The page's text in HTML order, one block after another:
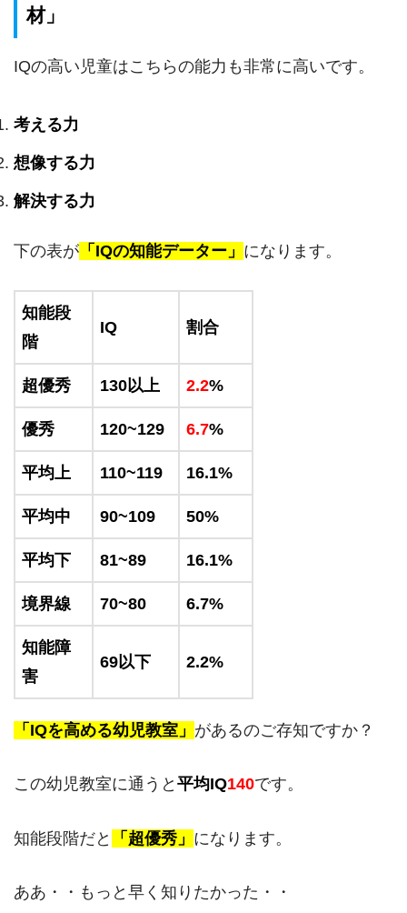
材」
IQの高い児童はこちらの能力も非常に高いです。
考える力
想像する力
解決する力
下の表が 「IQの知能データー」 になります。
知能段
階
IQ 割合
超優秀 130以上 2.2%
優秀 120~129 6.7%
平均上 110~119 16.1%
平均中 90~109 50%
平均下 81~89 16.1%
境界線 70~80 6.7%
知能障
害
69以下 2.2%
「IQを高める幼児教室」 があるのご存知ですか？
この幼児教室に通うと 平均IQ140です。
知能段階だと 「超優秀」 になります。
ああ・・もっと早く知りたかった・・